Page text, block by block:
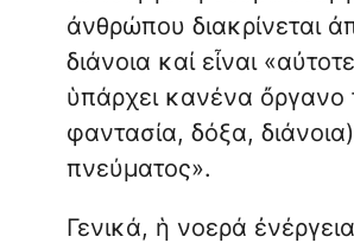
ἀνθρώπου διακρίνεται
διάνοια καί εἶναι
ὑπάρχει κανένα ὄργανο
φαντασία, δόξα,
πνεύματος».
Γενικά, ἡ νοερά